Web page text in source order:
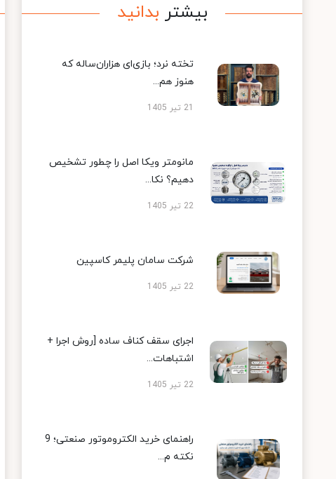
بیشتر بدانید
تخته نرد؛ بازی‌ای هزاران‌ساله که
هنوز هم...
21 تیر 1405
مانومتر ویکا اصل را چطور تشخیص
دهیم؟ نکا...
22 تیر 1405
شرکت سامان پلیمر کاسپین
22 تیر 1405
اجرای سقف کناف ساده [روش اجرا +
اشتباهات...
22 تیر 1405
راهنمای خرید الکتروموتور صنعتی؛ 9
نکته م...